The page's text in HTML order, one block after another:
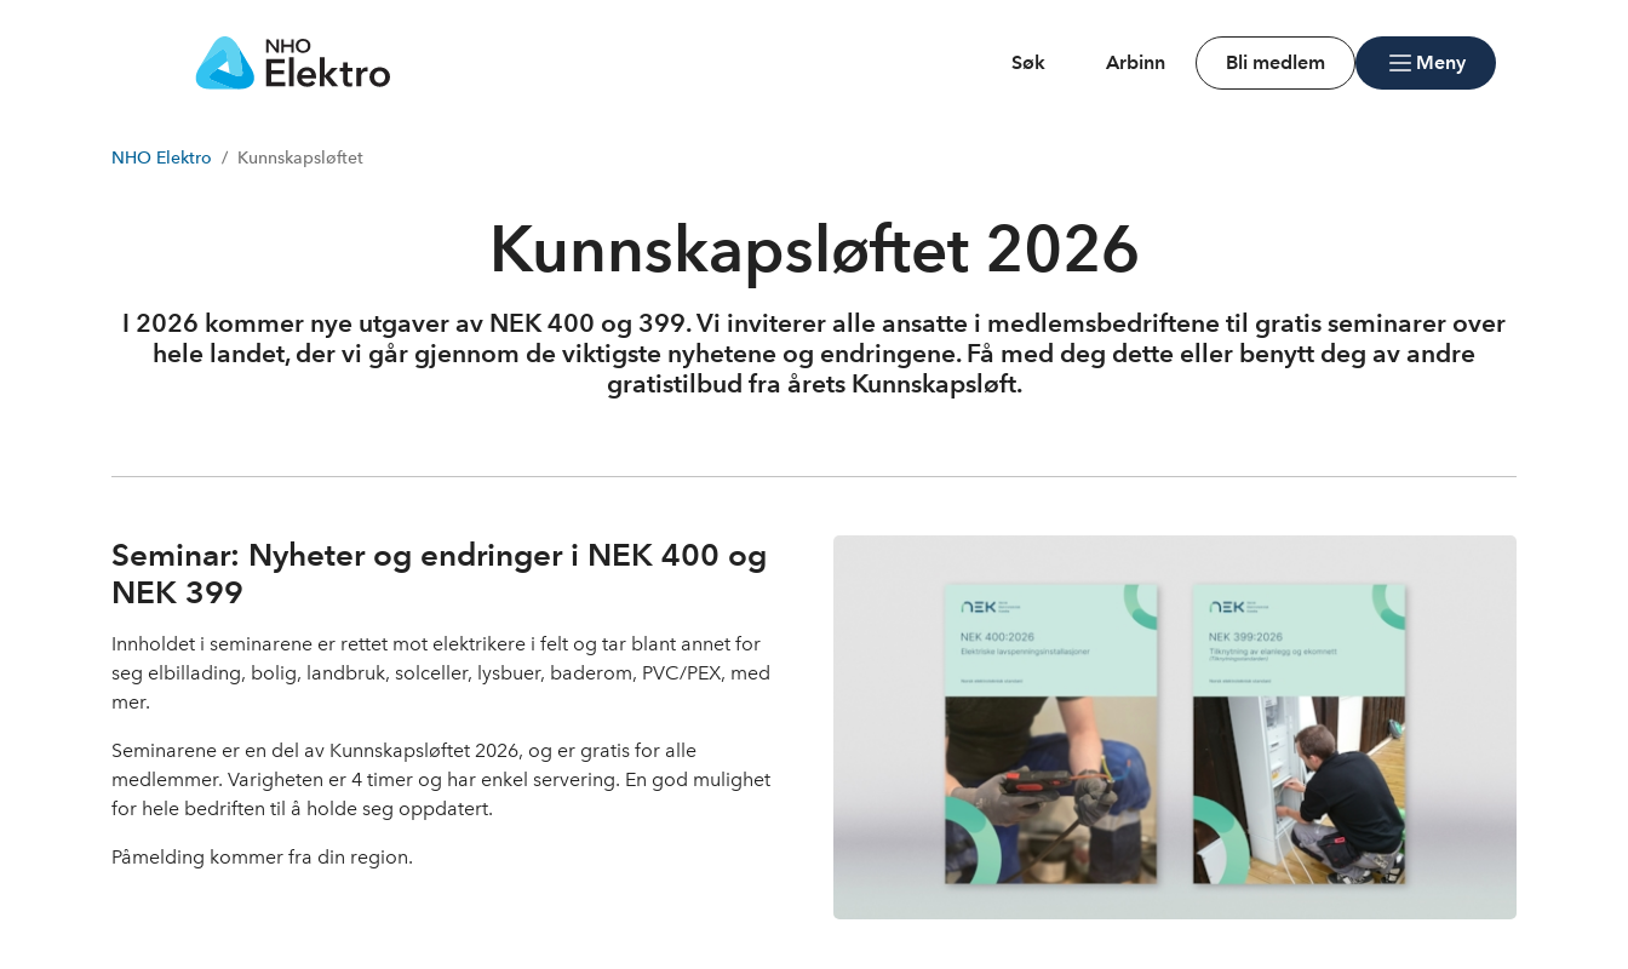
Søk Arbinn Bli medlem Meny
NHO Elektro Kunnskapsløftet
Kunnskapsløftet 2026
I 2026 kommer nye utgaver av NEK 400 og 399. Vi inviterer alle ansatte i medlemsbedriftene til gratis seminarer over
hele landet, der vi går gjennom de viktigste nyhetene og endringene. Få med deg dette eller benytt deg av andre
gratistilbud fra årets Kunnskapsløft.
Seminar: Nyheter og endringer i NEK 400 og
NEK 399
Innholdet i seminarene er rettet mot elektrikere i felt og tar blant annet for
seg elbillading, bolig, landbruk, solceller, lysbuer, baderom, PVC/PEX, med
mer.
Seminarene er en del av Kunnskapsløftet 2026, og er gratis for alle
medlemmer. Varigheten er 4 timer og har enkel servering. En god mulighet
for hele bedriften til å holde seg oppdatert.
Påmelding kommer fra din region.